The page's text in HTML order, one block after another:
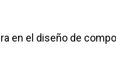
en el diseño de